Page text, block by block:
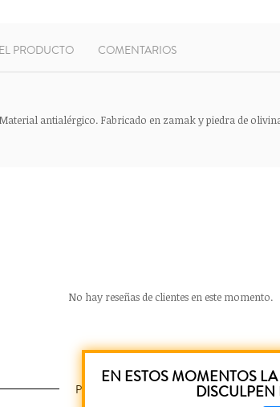
PRODUCTO COMENTARIOS
antialérgico. Fabricado en zamak y piedra de
No hay reseñas de clientes en este momento.
PRODUCTOS RELACIONADOS
EN ESTOS MOMENTOS
DISCULPEN